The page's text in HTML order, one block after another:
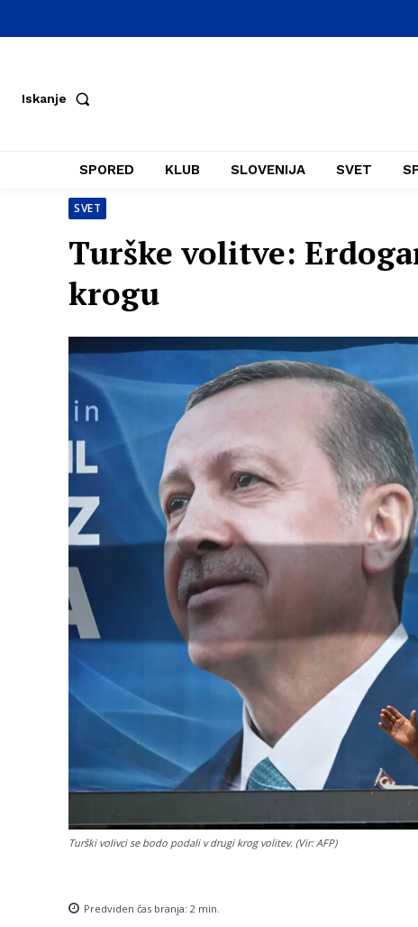
Iskanje
SPORED KLUB SLOVENIJA SVET
SVET
Turške volitve:
krogu
Turški volivci se bodo podali v drugi krog volitev. (Vir: AFP)
Predviden čas branja: 2 min.